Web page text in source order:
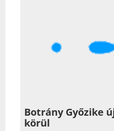
Botrány Győzike
körül